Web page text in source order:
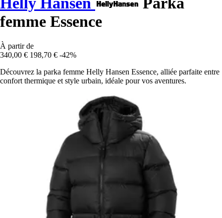
femme Essence
À partir de
340,00 € 198,70 € -42%
Découvrez la parka femme Helly Hansen Essence, alliée parfaite entre
confort thermique et style urbain, idéale pour vos aventures.